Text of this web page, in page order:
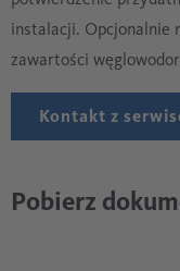
instalacji. Opcjonalnie
zawartości
Kontakt z
Pobierz